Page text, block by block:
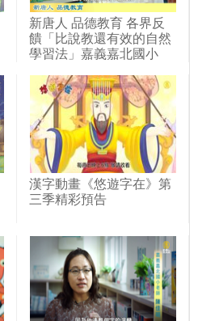
新唐人 品德教育 各界反
饋「比說教還有效的自然
學習法」嘉義嘉北國小
漢字動畫《悠遊字在》第
三季精彩預告